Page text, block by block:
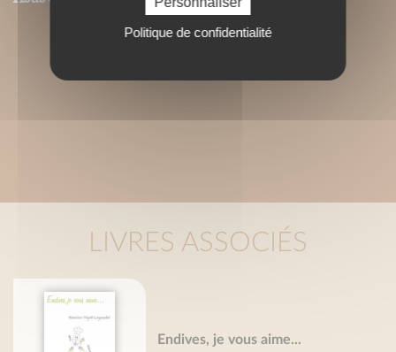
LIVRES ASSOCIÉS
Endives, je vous aime...
Politique de confidentialité